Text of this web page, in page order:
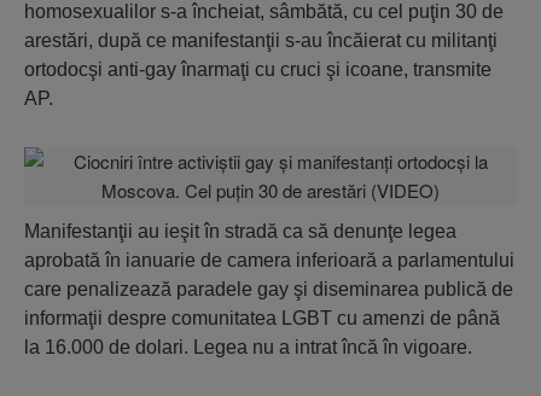
homosexualilor s-a încheiat, sâmbătă, cu cel puţin 30 de
arestări, după ce manifestanţii s-au încăierat cu militanţi
ortodocşi anti-gay înarmaţi cu cruci şi icoane, transmite
AP.
Manifestanţii au ieşit în stradă ca să denunţe legea
aprobată în ianuarie de camera inferioară a parlamentului
care penalizează paradele gay şi diseminarea publică de
informaţii despre comunitatea LGBT cu amenzi de până
la 16.000 de dolari. Legea nu a intrat încă în vigoare.